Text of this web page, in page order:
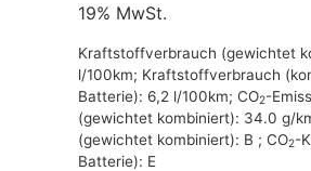
19% MwSt.
Kraftstoffverbrauch (gewichtet
l/100km; Kraftstoffverbrauch
Batterie): 6,2 l/100km; CO2-
(gewichtet kombiniert): 34.0 g/
(gewichtet kombiniert): B ; CO2-
Batterie): E